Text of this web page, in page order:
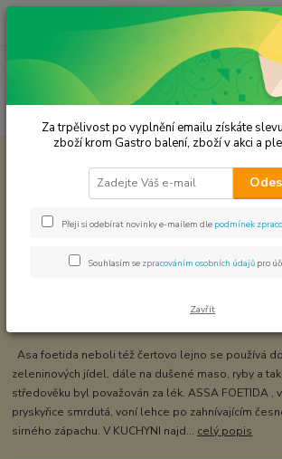
Čertovo lejno - ASA
Asa foetida neboli též čertovo lejno se používá
zeleninových jídel, dále na dušené maso, ryby a
středověku byl považován za lék. ASSA FOETIDA ,
pryskyřice smrdutá, voní lehce po zahnívajícím
sirného zápachu. V KUCHYNI najd... celý popis
Za trpělivost po vyplnění emailu získáte
zboží krom Gastro balení, zboží v akci a
Přeji si odebírat novinky e-mailem dle podmínek
Souhlasím se zpracováním osobních údajů pro
Zavřít